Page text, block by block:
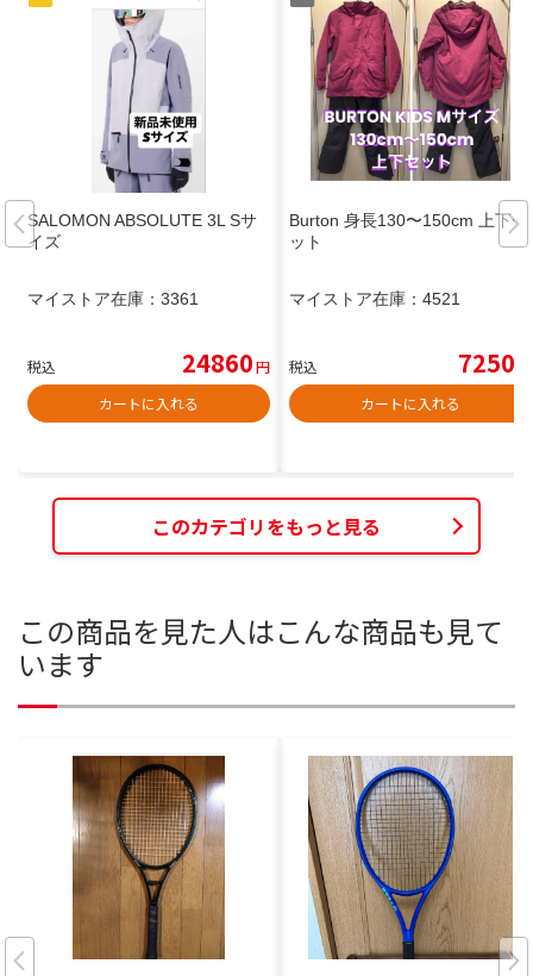
SALOMON ABSOLUTE 3L Sサ
イズ
マイストア在庫： 3361
税込 24860円
カートに入れる
Burton 身長130〜150cm 上下セ
ット
マイストア在庫： 4521
税込 7250
カートに入れる
このカテゴリをもっと見る
この商品を見た人はこんな商品も見て
います